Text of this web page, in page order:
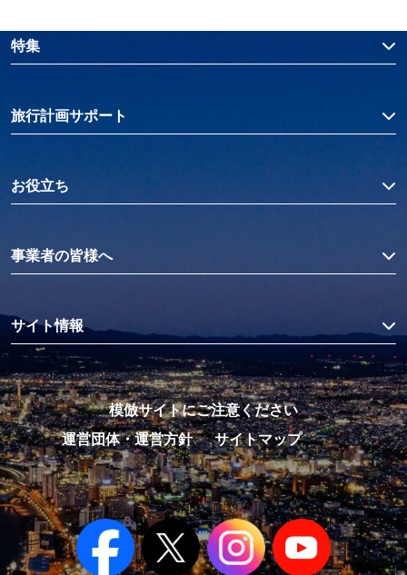
特集
旅行計画サポート
お役立ち
事業者の皆様へ
サイト情報
模倣サイトにご注意ください
運営団体・運営方針
サイトマップ